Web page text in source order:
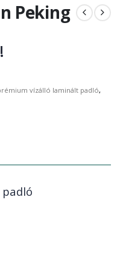
Peking
vízálló laminált padló,